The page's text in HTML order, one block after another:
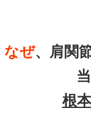
なぜ、肩関
根